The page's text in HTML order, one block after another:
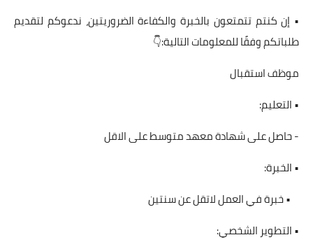
• إن كنتم تتمتعون بالخبرة والكفاءة الضروريتين، ندعوكم لتقديم
طلباتكم وفقًا للمعلومات التالية:👇
موظف استقبال
• التعليم:
- حاصل على شهادة معهد متوسط على الاقل
• الخبرة:
• خبرة في العمل لاتقل عن سنتين
• التطوير الشخصي: